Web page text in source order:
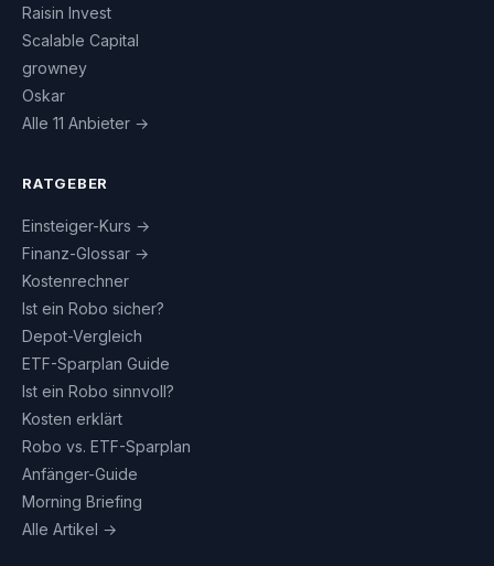
Raisin Invest
Scalable Capital
growney
Oskar
Alle 11 Anbieter →
RATGEBER
Einsteiger-Kurs →
Finanz-Glossar →
Kostenrechner
Ist ein Robo sicher?
Depot-Vergleich
ETF-Sparplan Guide
Ist ein Robo sinnvoll?
Kosten erklärt
Robo vs. ETF-Sparplan
Anfänger-Guide
Morning Briefing
Alle Artikel →